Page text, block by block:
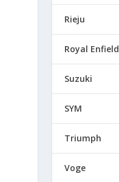
Rieju
Royal Enfield
Suzuki
SYM
Triumph
Voge